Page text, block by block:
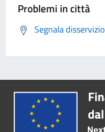
Problemi in città
Segnala disservizio